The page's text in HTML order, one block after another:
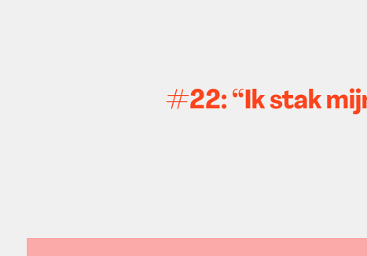
#22: “Ik stak